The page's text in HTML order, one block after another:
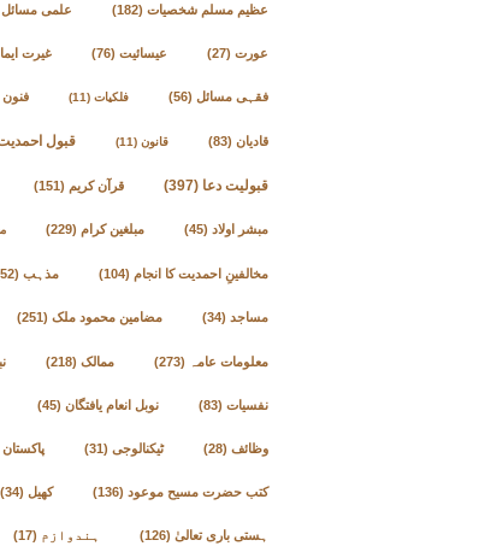
عظیم مسلم شخصیات(182) علمی مسائل
عورت(27) عیسائیت(76) غیرت
فقہی مسائل (56) فلکیات(11) فنون
قادیان(83) قانون(11) قبول
قبولیت دعا (397) قرآن کریم (151)
مبشر اولاد(45) مبلغین کرام (229)
مخالفینِ احمدیت کا انجام (104) مذہب(52)
مساجد(34) مضامین محمود ملک(251)
معلومات عامہ (273) ممالک(218)
نفسیات(83) نوبل انعام یافتگان(45)
وظائف(28) ٹیکنالوجی(31) پاکستان
کتب حضرت مسیح موعود(136) کھیل (34)
ہستی باری تعالیٰ(126) ہندوازم (17)